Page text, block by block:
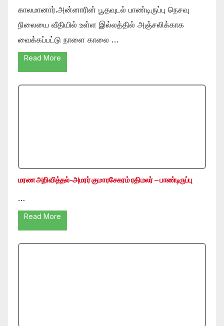
காலமானார்.அன்னாரின் பூதவுடல் பாண்டிருப்பு நெசவு
நிலையை வீதியில் உள்ள இல்லத்தில் அஞ்சலிக்காக
வைக்கப்பட்டு நாளை காலை …
Read More
மரண அறிவித்தல்-அமரர் குமாரசேகரம் ரதிமலர் – பாண்டிருப்பு
…
Read More